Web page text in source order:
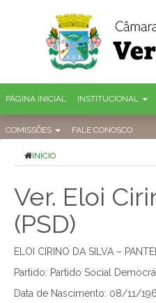
PÁGINA INICIAL INSTITUCIONAL
COMISSÕES FALE CONOSCO
INÍCIO
Ver. Eloi
(PSD)
ELOI CIRINO DA SILVA –
Partido: Partido Social
Data de Nascimento: 08/11/